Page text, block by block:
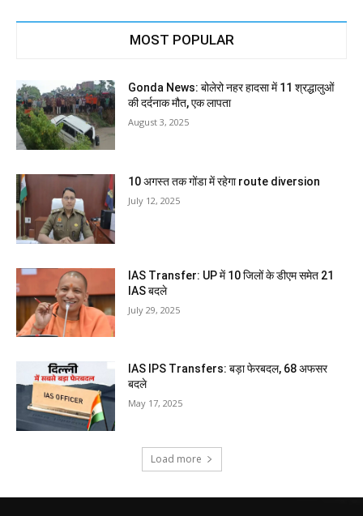
MOST POPULAR
Gonda News: बोलेरो नहर हादसा में 11 श्रद्धालुओं
की दर्दनाक मौत, एक लापता
August 3, 2025
10 अगस्त तक गोंडा में रहेगा route diversion
July 12, 2025
IAS Transfer: UP में 10 जिलों के डीएम समेत 21
IAS बदले
July 29, 2025
IAS IPS Transfers: बड़ा फेरबदल, 68 अफसर
बदले
May 17, 2025
Load more